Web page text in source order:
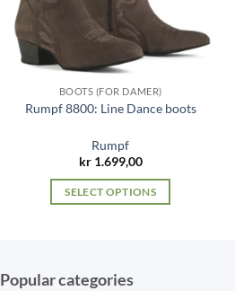
BOOTS (FOR DAMER)
Rumpf 8800: Line Dance boots
Rumpf
kr1.699,00
SELECT OPTIONS
multiple
Popular categories